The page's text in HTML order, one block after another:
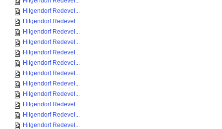
Hilgendorf Redevel...
Hilgendorf Redevel...
Hilgendorf Redevel...
Hilgendorf Redevel...
Hilgendorf Redevel...
Hilgendorf Redevel...
Hilgendorf Redevel...
Hilgendorf Redevel...
Hilgendorf Redevel...
Hilgendorf Redevel...
Hilgendorf Redevel...
Hilgendorf Redevel...